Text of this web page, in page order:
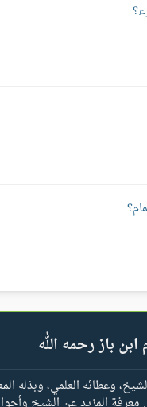
باز رحمه الله
وعطائه العلمي، وبذله